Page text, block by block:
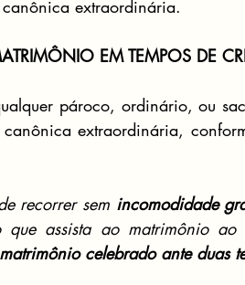
extraordinária.
EM TEMPOS DE
pároco, ordinário, ou
extraordinária,
recorrer sem incomodidade
que assista ao matrimônio
celebrado ante duas